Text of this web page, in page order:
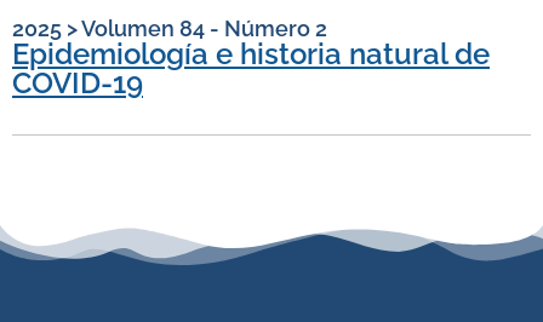
2025 >Volumen 84 - Número 2
Epidemiología e historia natural de
COVID-19